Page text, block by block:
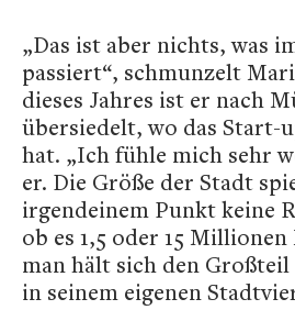
„Das ist aber nichts, was
passiert“, schmunzelt
dieses Jahres ist er nach
übersiedelt, wo das Start-
hat. „Ich fühle mich sehr
er. Die Größe der Stadt
irgendeinem Punkt keine
ob es 1,5 oder 15
man hält sich den
in seinem eigenen